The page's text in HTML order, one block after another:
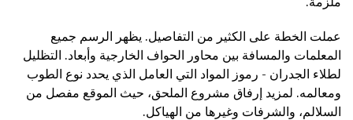
عملت الخطة على الكثير من التفاصيل. يظهر الرسم جميع
المعلمات والمسافة بين محاور الحواف الخارجية وأبعاد. التظليل
لطلاء الجدران - رموز المواد التي العامل الذي يحدد نوع الطوب
ومعالمه. لمزيد إرفاق مشروع الملحق، حيث الموقع مفصل من
السلالم، والشرفات وغيرها من الهياكل.